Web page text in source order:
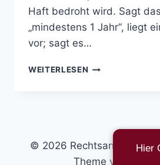
Haft bedroht wird. Sagt
„mindestens 1 Jahr“, liegt
vor; sagt es…
WEITERLESEN VERBRECHER
© 2026 Rechtsanwalt &
Theme von
Hier